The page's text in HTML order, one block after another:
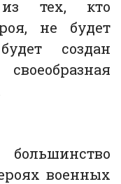
из тех, кто
не будет
создан
большинство
военных